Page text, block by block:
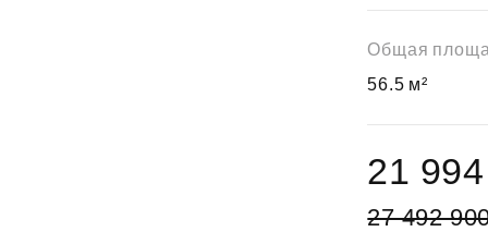
27 492
21
Общая
56.5 м²